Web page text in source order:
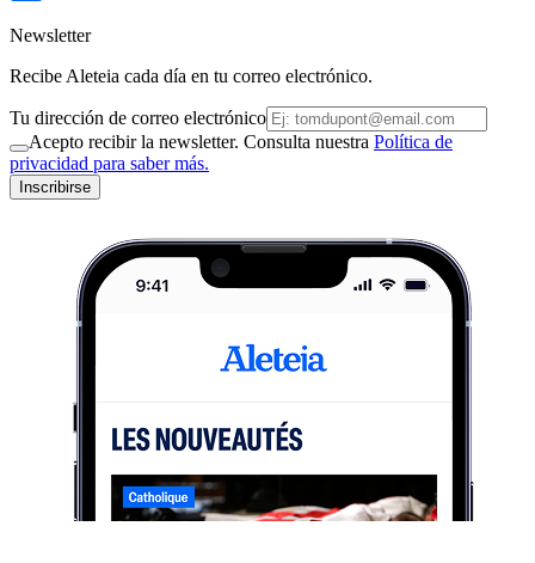
Newsletter
Recibe Aleteia cada día en tu correo electrónico.
Tu dirección de correo electrónico
Acepto recibir la newsletter. Consulta nuestra Política de
privacidad para saber más.
Inscribirse